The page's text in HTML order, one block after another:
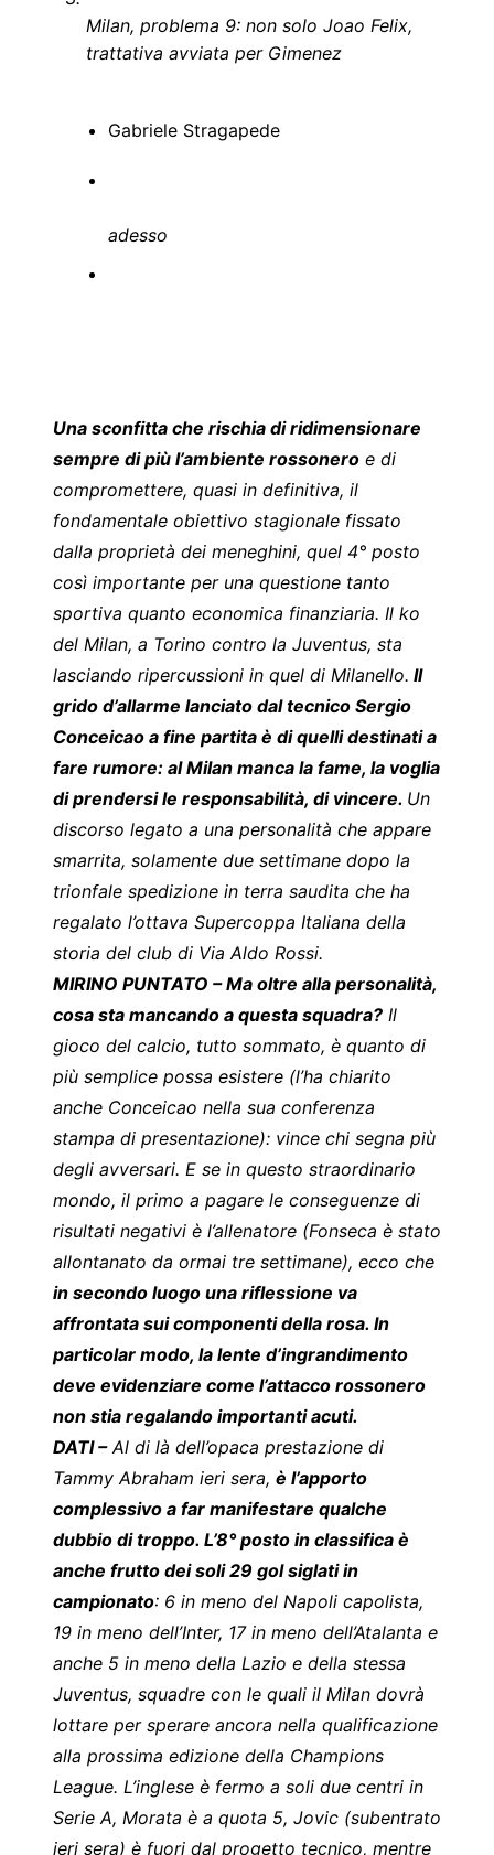
Milan, problema 9: non solo Joao Felix,
trattativa avviata per Gimenez
Gabriele Stragapede
adesso
Una sconfitta che rischia di ridimensionare
sempre di più l’ambiente rossoneroe di
compromettere, quasi in definitiva, il
fondamentale obiettivo stagionale fissato
dalla proprietà dei meneghini, quel 4° posto
così importante per una questione tanto
sportiva quanto economica finanziaria. Il ko
del Milan, a Torino contro la Juventus, sta
lasciando ripercussioni in quel di Milanello. Il
grido d’allarme lanciato dal tecnico Sergio
Conceicao a fine partita è di quelli destinati a
fare rumore: al Milan manca la fame, la voglia
di prendersi le responsabilità, di vincere. Un
discorso legato a una personalità che appare
smarrita, solamente due settimane dopo la
trionfale spedizione in terra saudita che ha
regalato l’ottava Supercoppa Italiana della
storia del club di Via Aldo Rossi.
MIRINO PUNTATO – Ma oltre alla personalità,
cosa sta mancando a questa squadra?Il
gioco del calcio, tutto sommato, è quanto di
più semplice possa esistere (l’ha chiarito
anche Conceicao nella sua conferenza
stampa di presentazione): vince chi segna più
degli avversari. E se in questo straordinario
mondo, il primo a pagare le conseguenze di
risultati negativi è l’allenatore (Fonseca è stato
allontanato da ormai tre settimane), ecco che
in secondo luogo una riflessione va
affrontata sui componenti della rosa. In
particolar modo, la lente d’ingrandimento
deve evidenziare come l’attacco rossonero
non stia regalando importanti acuti.
DATI –Al di là dell’opaca prestazione di
Tammy Abraham ieri sera, è l’apporto
complessivo a far manifestare qualche
dubbio di troppo. L’8° posto in classifica è
anche frutto dei soli 29 gol siglati in
campionato: 6 in meno del Napoli capolista,
19 in meno dell’Inter, 17 in meno dell’Atalanta e
anche 5 in meno della Lazio e della stessa
Juventus, squadre con le quali il Milan dovrà
lottare per sperare ancora nella qualificazione
alla prossima edizione della Champions
League. L’inglese è fermo a soli due centri in
Serie A, Morata è a quota 5, Jovic (subentrato
ieri sera) è fuori dal progetto tecnico, mentre